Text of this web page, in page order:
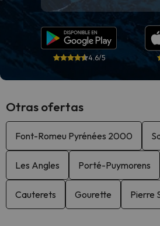
4.6/5
Otras ofertas
Font-Romeu Pyrénées 2000
Les Angles Porté-Puymorens
Cauterets Gourette Pierre